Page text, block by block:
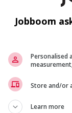
Jobboom
Personalised
Store and/or
Learn more